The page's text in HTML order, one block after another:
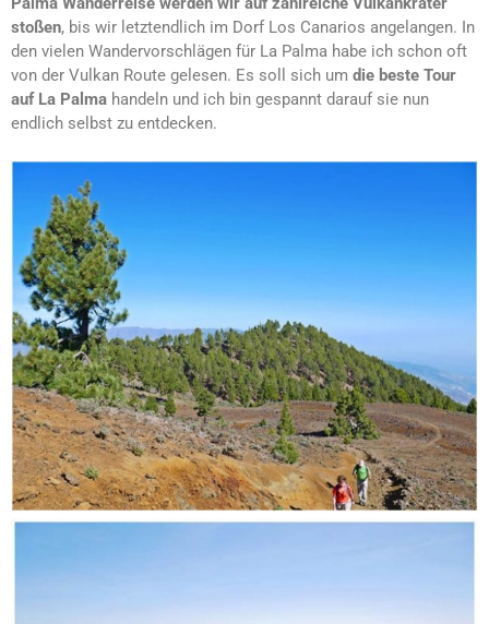
stoßen, bis wir letztendlich im Dorf Los Canarios angelangen. In
den vielen Wandervorschlägen für La Palma habe ich schon oft
von der Vulkan Route gelesen. Es soll sich um die beste Tour
auf La Palma handeln und ich bin gespannt darauf sie nun
endlich selbst zu entdecken.